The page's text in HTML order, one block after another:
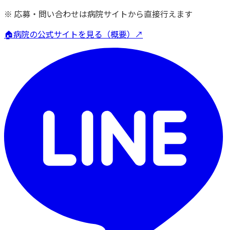
※ 応募・問い合わせは病院サイトから直接行えます
🏠病院の公式サイトを見る（概要）↗